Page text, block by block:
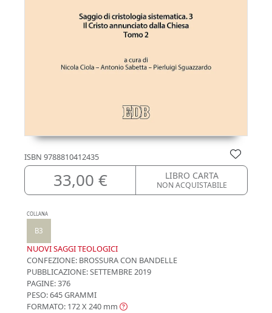
ISBN 9788810412435
33,00 € LIBRO CARTA
NON ACQUISTABILE
COLLANA
B3
NUOVI SAGGI TEOLOGICI
CONFEZIONE: BROSSURA CON BANDELLE
PUBBLICAZIONE:SETTEMBRE 2019
PAGINE: 376
PESO: 645 GRAMMI
FORMATO: 172 X 240 mm